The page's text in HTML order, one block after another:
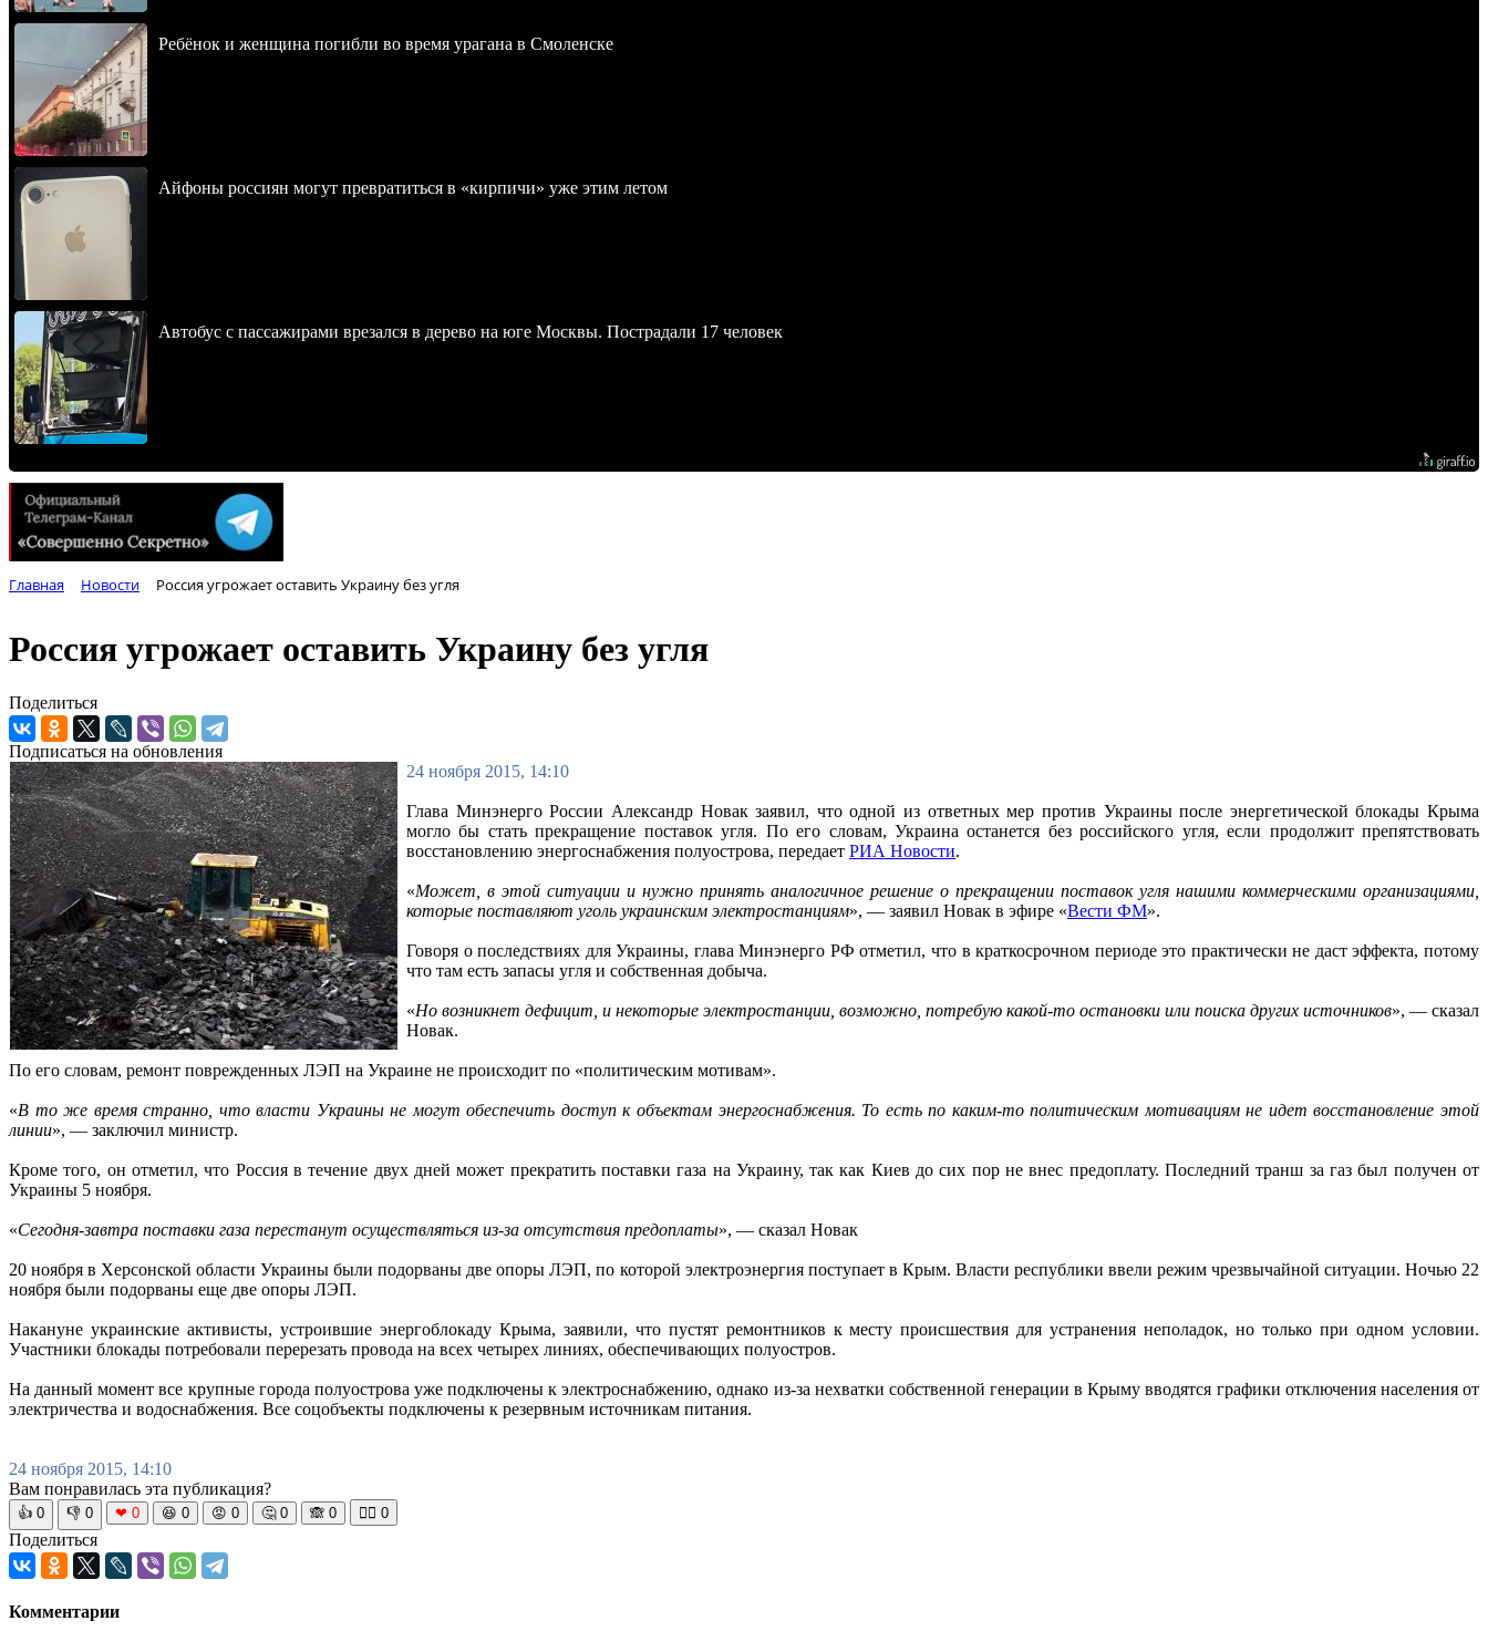
Ребёнок и женщина погибли во время урагана в Смоленске
Айфоны россиян могут превратиться в «кирпичи» уже этим летом
Автобус с пассажирами врезался в дерево на юге Москвы. Пострадали 17 человек
Главная Новости Россия угрожает оставить Украину без угля
Россия угрожает оставить Украину без угля
Поделиться
Подписаться на обновления
24 ноября 2015, 14:10
Глава Минэнерго России Александр Новак заявил, что одной из ответных мер против Украины после энергетической блокады Крыма
могло бы стать прекращение поставок угля. По его словам, Украина останется без российского угля, если продолжит препятствовать
восстановлению энергоснабжения полуострова, передает РИА Новости.
«Может, в этой ситуации и нужно принять аналогичное решение о прекращении поставок угля нашими коммерческими организациями,
которые поставляют уголь украинским электростанциям», — заявил Новак в эфире «Вести ФМ».
Говоря о последствиях для Украины, глава Минэнерго РФ отметил, что в краткосрочном периоде это практически не даст эффекта, потому
что там есть запасы угля и собственная добыча.
«Но возникнет дефицит, и некоторые электростанции, возможно, потребую какой-то остановки или поиска других источников», — сказал
Новак.
По его словам, ремонт поврежденных ЛЭП на Украине не происходит по «политическим мотивам».
«В то же время странно, что власти Украины не могут обеспечить доступ к объектам энергоснабжения. То есть по каким-то политическим мотивациям не идет восстановление этой
линии», — заключил министр.
Кроме того, он отметил, что Россия в течение двух дней может прекратить поставки газа на Украину, так как Киев до сих пор не внес предоплату. Последний транш за газ был получен от
Украины 5 ноября.
«Сегодня-завтра поставки газа перестанут осуществляться из-за отсутствия предоплаты», — сказал Новак
20 ноября в Херсонской области Украины были подорваны две опоры ЛЭП, по которой электроэнергия поступает в Крым. Власти республики ввели режим чрезвычайной ситуации. Ночью 22
ноября были подорваны еще две опоры ЛЭП.
Накануне украинские активисты, устроившие энергоблокаду Крыма, заявили, что пустят ремонтников к месту происшествия для устранения неполадок, но только при одном условии.
Участники блокады потребовали перерезать провода на всех четырех линиях, обеспечивающих полуостров.
На данный момент все крупные города полуострова уже подключены к электроснабжению, однако из-за нехватки собственной генерации в Крыму вводятся графики отключения населения от
электричества и водоснабжения. Все соцобъекты подключены к резервным источникам питания.
24 ноября 2015, 14:10
Вам понравилась эта публикация?
👍 0 👎 0 ❤ 0 😆 0 😡 0 🤔 0 🙈 0 🧘‍♀️ 0
Поделиться
Комментарии